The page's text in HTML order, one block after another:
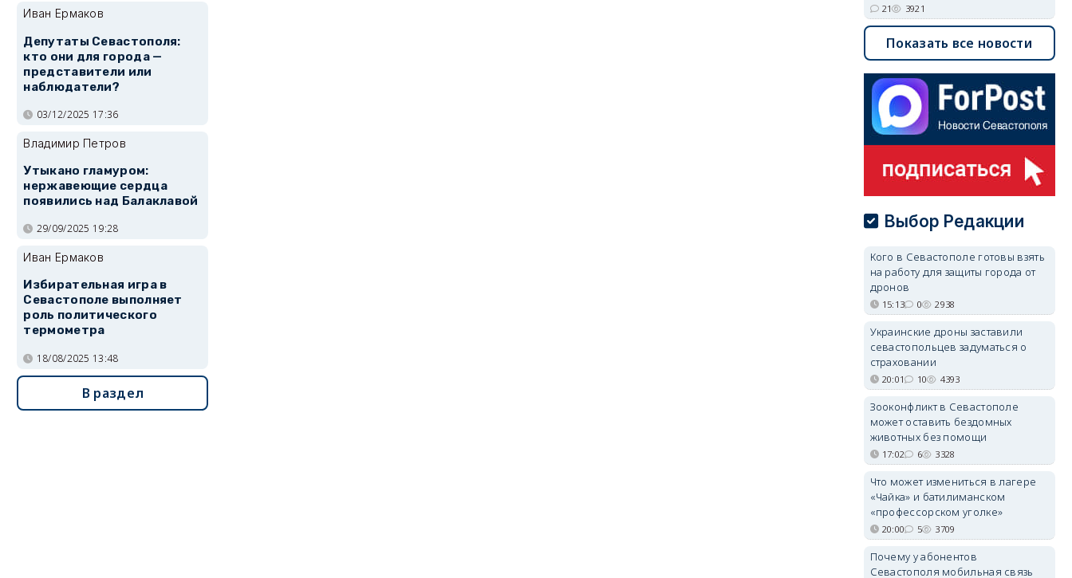
Иван Ермаков
Депутаты Севастополя:
кто они для города —
представители или
наблюдатели?
03/12/2025 17:36
Владимир Петров
Утыкано гламуром:
нержавеющие сердца
появились над Балаклавой
29/09/2025 19:28
Иван Ермаков
Избирательная игра в
Севастополе выполняет
роль политического
термометра
18/08/2025 13:48
В раздел
21 3921
Показать все новости
Выбор Редакции
Кого в Севастополе готовы взять
на работу для защиты города от
дронов
15:13 0 2938
Украинские дроны заставили
севастопольцев задуматься о
страховании
20:01 10 4393
Зооконфликт в Севастополе
может оставить бездомных
животных без помощи
17:02 6 3328
Что может измениться в лагере
«Чайка» и батилиманском
«профессорском уголке»
20:00 5 3709
Почему у абонентов
Севастополя мобильная связь